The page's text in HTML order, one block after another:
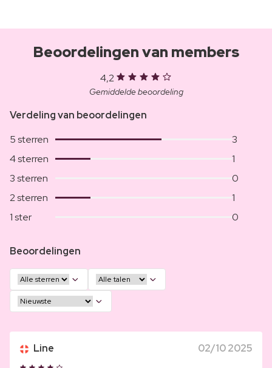
Beoordelingen van members
4,2
Gemiddelde beoordeling
Verdeling van beoordelingen
5 sterren
3
4 sterren
1
3 sterren
0
2 sterren
1
1 ster
0
Beoordelingen
Line 02/10 2025